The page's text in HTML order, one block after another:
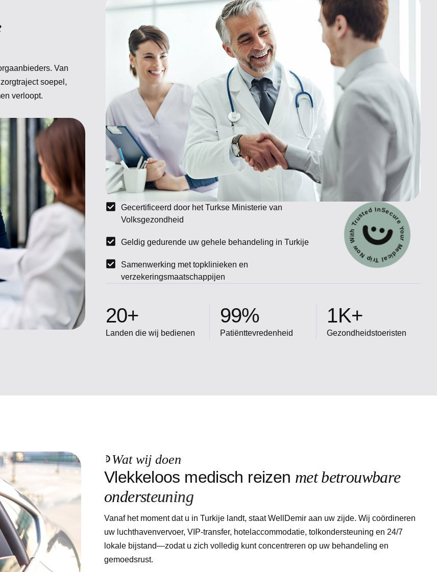
Van
soepel,
verloopt.
Gecertificeerd door het Turkse Ministerie van
Volksgezondheid
Geldig gedurende uw gehele behandeling in Turkije
Samenwerking met topklinieken en
verzekeringsmaatschappijen
Secure Your Medical Trip Now With Trusted Insurance
Landen die wij bedienen
20+
Patiënttevredenheid
99%
Gezondheidstoeristen
1K+
Wat wij doen
Vlekkeloos medisch reizen met betrouwbare
ondersteuning
Vanaf het moment dat u in Turkije landt, staat WellDemir aan uw zijde. Wij coördineren
uw luchthavenvervoer, VIP-transfer, hotelaccommodatie, tolkondersteuning en 24/7
lokale bijstand—zodat u zich volledig kunt concentreren op uw behandeling en
gemoedsrust.